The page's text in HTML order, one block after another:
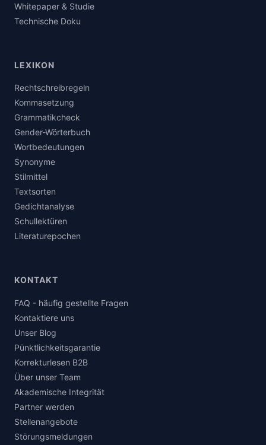
Whitepaper & Studie
Technische Doku
LEXIKON
Rechtschreibregeln
Kommasetzung
Grammatikcheck
Gender-Wörterbuch
Wortbedeutungen
Synonyme
Stilmittel
Textsorten
Gedichtanalyse
Schullektüren
Literaturepochen
KONTAKT
FAQ - häufig gestellte Fragen
Kontaktiere uns
Unser Blog
Pünktlichkeitsgarantie
Korrekturlesen B2B
Über unser Team
Akademische Integrität
Partner werden
Stellenangebote
Störungsmeldungen